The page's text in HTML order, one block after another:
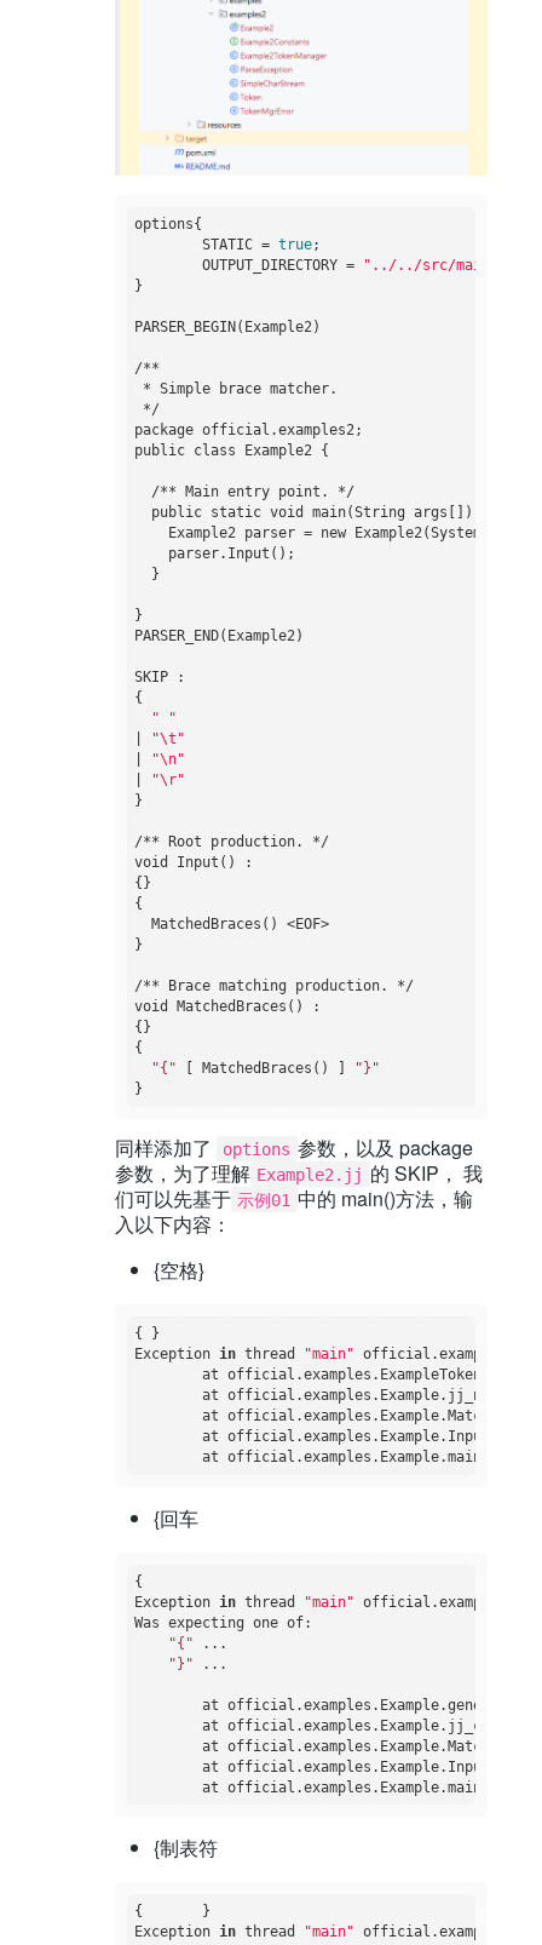
options{
        STATIC =
true;
        OUTPUT_DIRECTORY =
"../../src/main/java/
}
PARSER_BEGIN(Example2)
/**
* Simple brace matcher.
*/
package official.examples2;
public class Example2 {
  /** Main entry point. */
public static void main(String args[]) throws
    Example2 parser = new Example2(System.in);
    parser.Input();
  }
}
PARSER_END(Example2)
SKIP :
{
" "
"\t"
"\n"
"\r"
}
/** Root production. */
void Input() :
{}
{
  MatchedBraces() <EOF>
}
/** Brace matching production. */
void MatchedBraces() :
{}
{
"{" [ MatchedBraces() ]
"}"
同样添加了 options 参数，以及 package
参数，为了理解 Example2.jj 的 SKIP， 我
们可以先基于 示例01 中的 main()方法，输
入以下内容：
{空格}
{ }
Exception in thread "main"
{回车
{
Exception in thread "main"
Was expecting one of:
"{" ...
"}" ...
{制表符
{	}
Exception in thread "main"